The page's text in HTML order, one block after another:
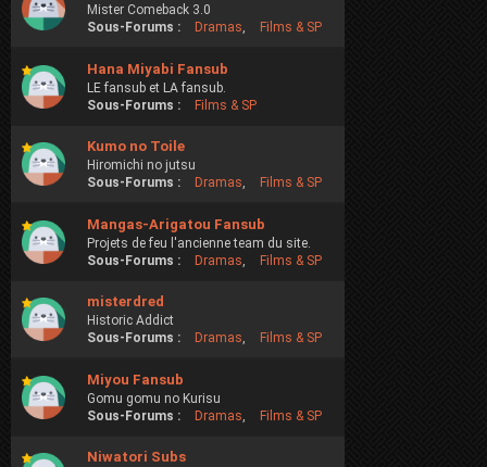
Mister Comeback 3.0
Sous-Forums :
Dramas, Films & SP
Hana Miyabi Fansub
LE fansub et LA fansub.
Sous-Forums :
Films & SP
Kumo no Toile
Hiromichi no jutsu
Sous-Forums :
Dramas, Films & SP
Mangas-Arigatou Fansub
Projets de feu l'ancienne team du site.
Sous-Forums :
Dramas, Films & SP
misterdred
Historic Addict
Sous-Forums :
Dramas, Films & SP
Miyou Fansub
Gomu gomu no Kurisu
Sous-Forums :
Dramas, Films & SP
Niwatori Subs